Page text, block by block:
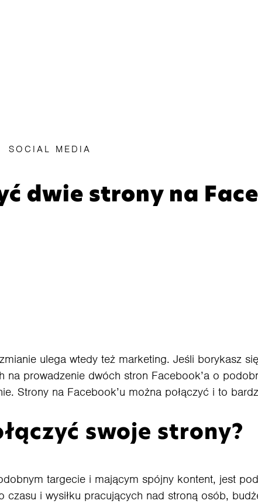
SOCIAL MEDIA
dwie strony na
ulega wtedy też marketing. Jeśli borykasz
prowadzenie dwóch stron Facebook’a o
Strony na Facebook’u można połączyć i to
swoje strony?
targecie i mającym spójny kontent, jest
czasu i wysiłku pracujących nad stroną osób,